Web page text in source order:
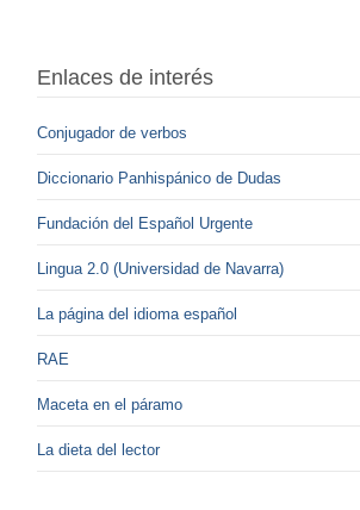
Enlaces de interés
Conjugador de verbos
Diccionario Panhispánico de Dudas
Fundación del Español Urgente
Lingua 2.0 (Universidad de Navarra)
La página del idioma español
RAE
Maceta en el páramo
La dieta del lector